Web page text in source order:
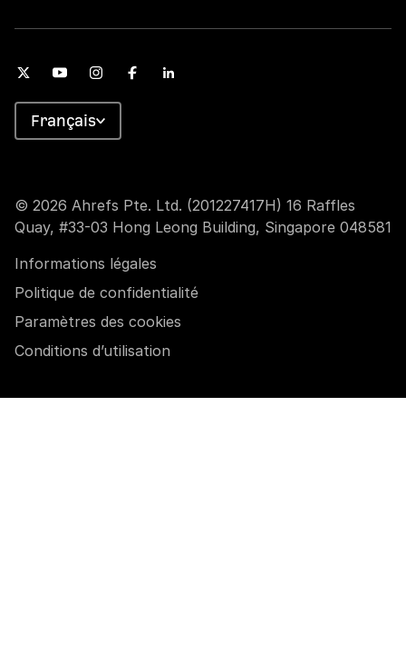
© 2026 Ahrefs Pte. Ltd. (201227417H) 16 Raffles
Quay, #33-03 Hong Leong Building, Singapore 048581
Informations légales
Politique de confidentialité
Paramètres des cookies
Conditions d’utilisation
Français